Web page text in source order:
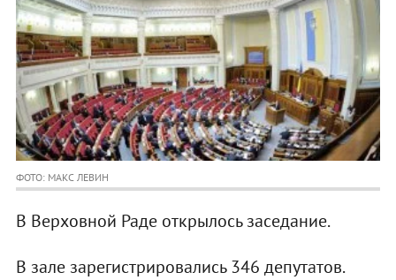
ФОТО: МАКС ЛЕВИН
В Верховной Раде открылось заседание.
В зале зарегистрировались 346 депутатов.